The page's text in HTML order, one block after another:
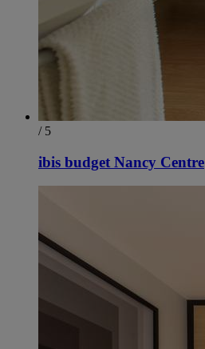
/ 5
ibis budget Nancy Centre